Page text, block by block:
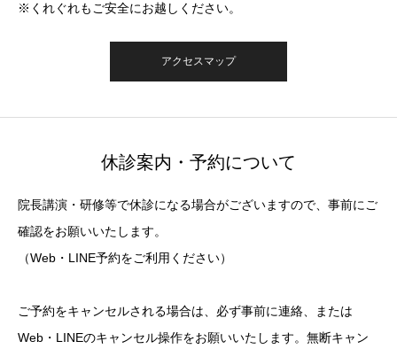
※くれぐれもご安全にお越しください。
アクセスマップ
休診案内・予約について
院長講演・研修等で休診になる場合がございますので、事前にご
確認をお願いいたします。
（Web・LINE予約をご利用ください）
ご予約をキャンセルされる場合は、必ず事前に連絡、または
Web・LINEのキャンセル操作をお願いいたします。無断キャン